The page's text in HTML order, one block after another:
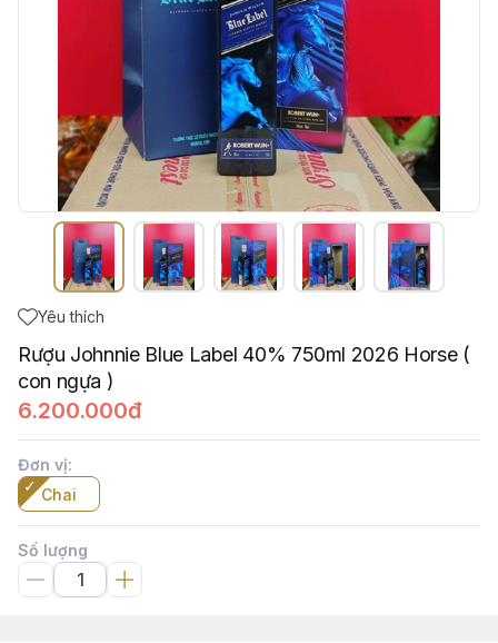
Yêu thích
Rượu Johnnie Blue Label 40% 750ml 2026 Horse (
con ngựa )
6.200.000đ
Đơn vị:
Chai
Số lượng